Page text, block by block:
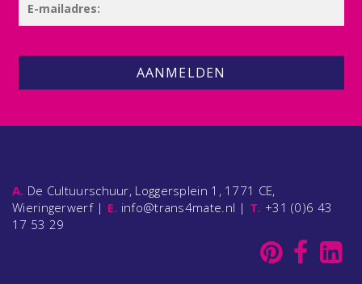
AANMELDEN
A. De Cultuurschuur, Loggersplein 1, 1771 CE,
Wieringerwerf | E. info@trans4mate.nl | T. +31 (0)6 43
17 53 29